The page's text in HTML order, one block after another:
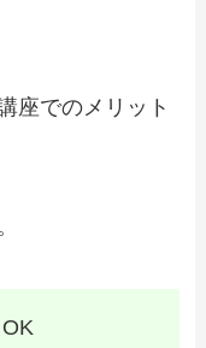
座でのメリット